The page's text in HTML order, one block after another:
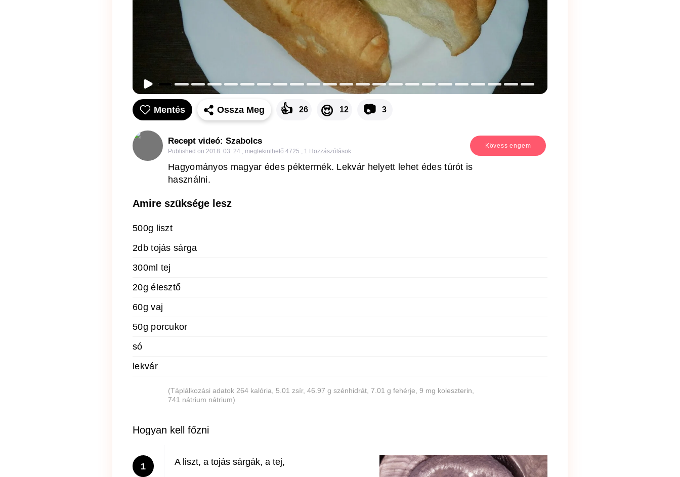
Mentés Ossza Meg 👍 26 😍 12 📷 3
Recept videó: Szabolcs
Published on 2018. 03. 24., megtekinthető 4725 , 1 Hozzászólások
Kövess engem
Hagyományos magyar édes péktermék. Lekvár helyett lehet édes túrót is
használni.
Amire szüksége lesz
500g liszt
2db tojás sárga
300ml tej
20g élesztő
60g vaj
50g porcukor
só
lekvár
(Táplálkozási adatok 264 kalória, 5.01 zsír, 46.97 g szénhidrát, 7.01 g fehérje, 9 mg koleszterin,
741 nátrium nátrium)
Hogyan kell főzni
1 A liszt, a tojás sárgák, a tej,